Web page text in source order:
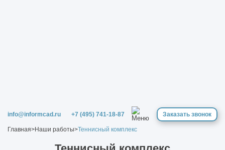
info@informcad.ru +7 (495) 741-18-87 Заказать звонок
Главная>Наши работы>Теннисный комплекс